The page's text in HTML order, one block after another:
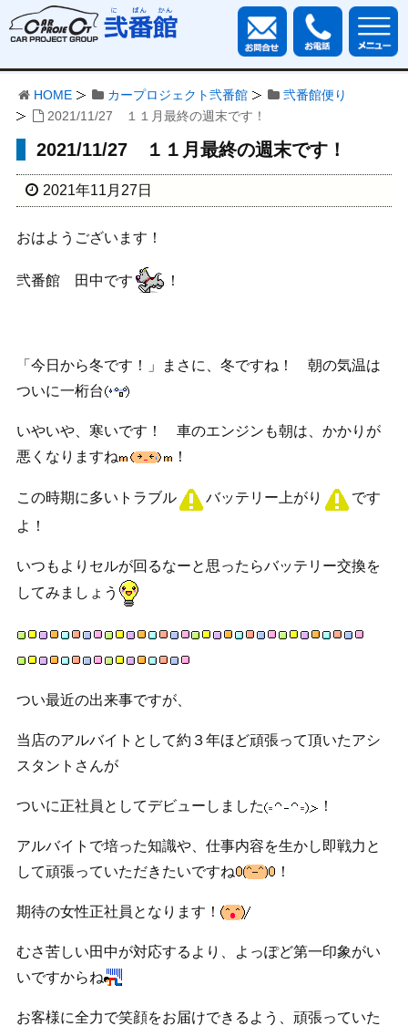
HOME カープロジェクト弐番館
弐番館便り
2021/11/27 １１月最終の週末です！
2021/11/27 １１月最終の週末です！
2021年11月27日
おはようございます！
弐番館 田中です ！
「今日から冬です！」まさに、冬ですね！ 朝の気温は
ついに一桁台
いやいや、寒いです！ 車のエンジンも朝は、かかりが
悪くなりますね
！
この時期に多いトラブル バッテリー上がり
です
よ！
いつもよりセルが回るなーと思ったらバッテリー交換を
してみましょう
つい最近の出来事ですが、
当店のアルバイトとして約３年ほど頑張って頂いたアシ
スタントさんが
ついに正社員としてデビューしました ！
アルバイトで培った知識や、仕事内容を生かし即戦力と
して頑張っていただきたいですね
！
期待の女性正社員となります！
むさ苦しい田中が対応するより、よっぽど第一印象がい
いですからね
お客様に全力で笑顔をお届けできるよう、頑張っていた